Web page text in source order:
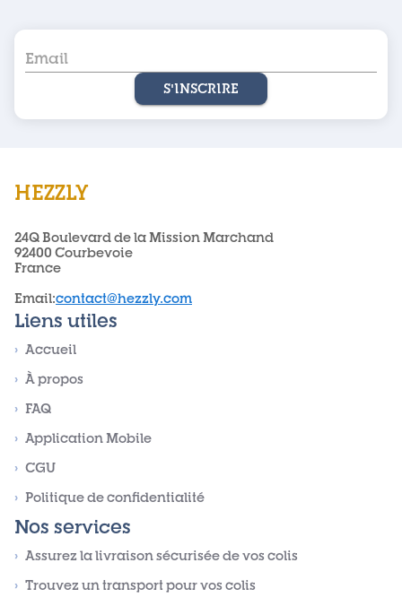
S'INSCRIRE
HEZZLY
24Q Boulevard de la Mission Marchand
92400 Courbevoie
France
Email:contact@hezzly.com
Liens utiles
› Accueil
› À propos
› FAQ
› Application Mobile
› CGU
› Politique de confidentialité
Nos services
› Assurez la livraison sécurisée de vos colis
› Trouvez un transport pour vos colis